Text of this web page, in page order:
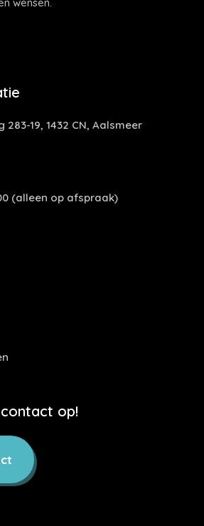
19, 1432 CN, Aalsmeer
(alleen op afspraak)
op!